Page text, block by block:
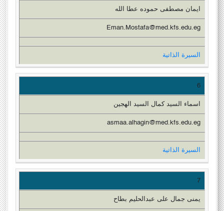
ايمان مصطفى حموده عطا الله
Eman.Mostafa@med.kfs.edu.eg
السيرة الذاتية
6
اسماء السيد كمال السيد الهجين
asmaa.alhagin@med.kfs.edu.eg
السيرة الذاتية
7
يمنى جمال على عبدالحليم بطاح